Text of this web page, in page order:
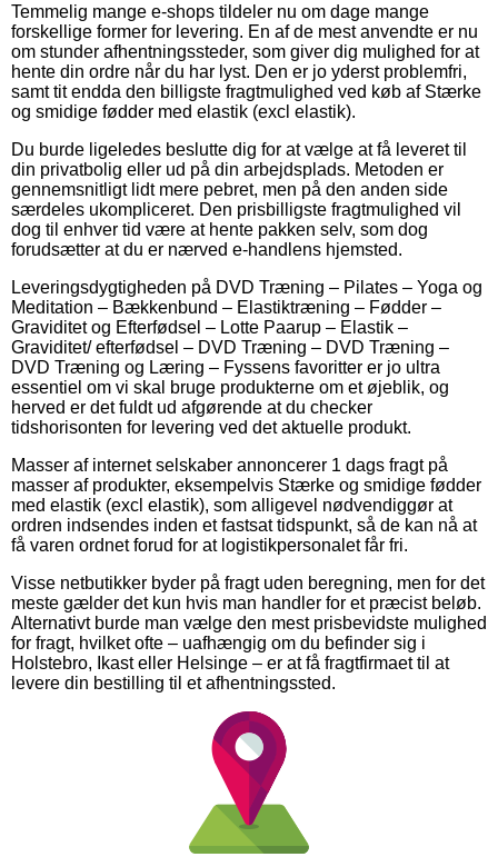
Temmelig mange e-shops tildeler nu om dage mange
forskellige former for levering. En af de mest anvendte er nu
om stunder afhentningssteder, som giver dig mulighed for at
hente din ordre når du har lyst. Den er jo yderst problemfri,
samt tit endda den billigste fragtmulighed ved køb af Stærke
og smidige fødder med elastik (excl elastik).
Du burde ligeledes beslutte dig for at vælge at få leveret til
din privatbolig eller ud på din arbejdsplads. Metoden er
gennemsnitligt lidt mere pebret, men på den anden side
særdeles ukompliceret. Den prisbilligste fragtmulighed vil
dog til enhver tid være at hente pakken selv, som dog
forudsætter at du er nærved e-handlens hjemsted.
Leveringsdygtigheden på DVD Træning – Pilates – Yoga og
Meditation – Bækkenbund – Elastiktræning – Fødder –
Graviditet og Efterfødsel – Lotte Paarup – Elastik –
Graviditet/ efterfødsel – DVD Træning – DVD Træning –
DVD Træning og Læring – Fyssens favoritter er jo ultra
essentiel om vi skal bruge produkterne om et øjeblik, og
herved er det fuldt ud afgørende at du checker
tidshorisonten for levering ved det aktuelle produkt.
Masser af internet selskaber annoncerer 1 dags fragt på
masser af produkter, eksempelvis Stærke og smidige fødder
med elastik (excl elastik), som alligevel nødvendiggør at
ordren indsendes inden et fastsat tidspunkt, så de kan nå at
få varen ordnet forud for at logistikpersonalet får fri.
Visse netbutikker byder på fragt uden beregning, men for det
meste gælder det kun hvis man handler for et præcist beløb.
Alternativt burde man vælge den mest prisbevidste mulighed
for fragt, hvilket ofte – uafhængig om du befinder sig i
Holstebro, Ikast eller Helsinge – er at få fragtfirmaet til at
levere din bestilling til et afhentningssted.